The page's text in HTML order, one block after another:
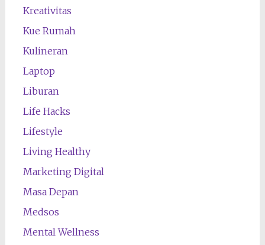
Kreativitas
Kue Rumah
Kulineran
Laptop
Liburan
Life Hacks
Lifestyle
Living Healthy
Marketing Digital
Masa Depan
Medsos
Mental Wellness